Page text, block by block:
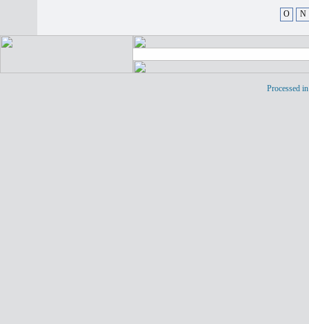
O N
Processed